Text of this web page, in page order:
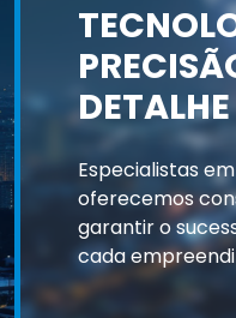
DETALHE
Especialistas
oferecemos
garantir o
cada